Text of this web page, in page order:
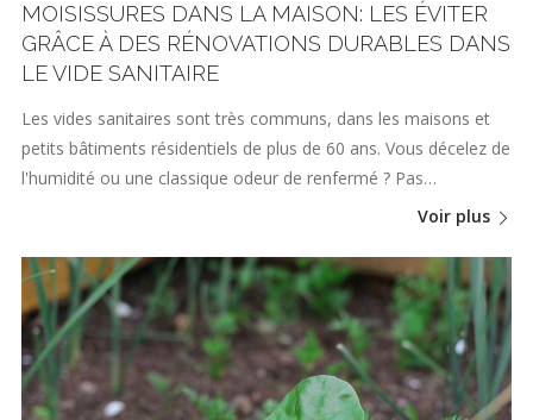
MOISISSURES DANS LA MAISON: LES ÉVITER
GRÂCE À DES RÉNOVATIONS DURABLES DANS
LE VIDE SANITAIRE
Les vides sanitaires sont très communs, dans les maisons et
petits bâtiments résidentiels de plus de 60 ans. Vous décelez de
l'humidité ou une classique odeur de renfermé ? Pas…
Voir plus